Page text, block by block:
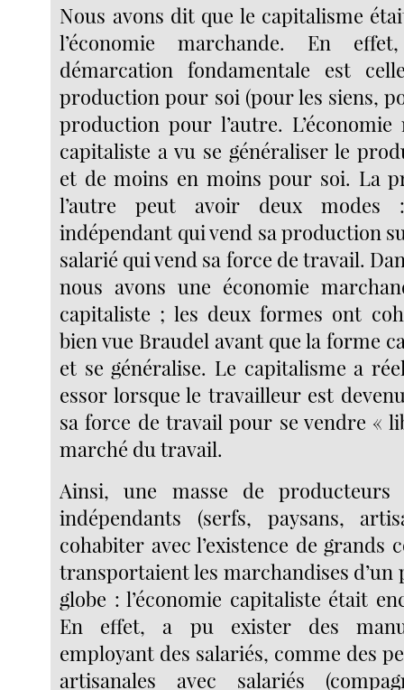
Nous avons dit que le capitalisme
l’économie marchande. En
démarcation fondamentale est
production pour soi (pour les siens,
production pour l’autre.
capitaliste a vu se généraliser le
et de moins en moins pour soi. La
l’autre peut avoir deux modes
indépendant qui vend sa production
salarié qui vend sa force de travail.
nous avons une économie
capitaliste ; les deux formes ont
bien vue Braudel avant que la forme
et se généralise. Le capitalisme a
essor lorsque le travailleur est
sa force de travail pour se vendre «
marché du travail.
Ainsi, une masse de
indépendants (serfs, paysans,
cohabiter avec l’existence de grands
transportaient les marchandises d’un
globe : l’économie capitaliste était
En effet, a pu exister des
employant des salariés, comme des
artisanales avec salariés